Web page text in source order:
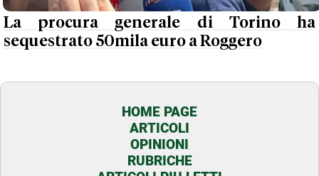
La procura generale di Torino ha
sequestrato 50mila euro a Roggero
HOME PAGE
ARTICOLI
OPINIONI
RUBRICHE